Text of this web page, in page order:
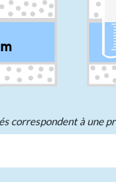
correspondent à une